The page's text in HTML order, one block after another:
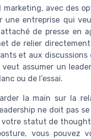
avec des
une entreprise qui
de presse en
de relier
et aux discussions
assumer un
ou de l’essai.
la main sur la
ne doit pas
statut de
vous pouvez